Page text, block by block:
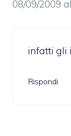
08/09/2009
infatti gli
Rispondi